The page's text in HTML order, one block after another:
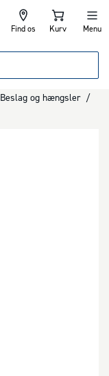
Find os Kurv Menu
Beslag og hængsler /